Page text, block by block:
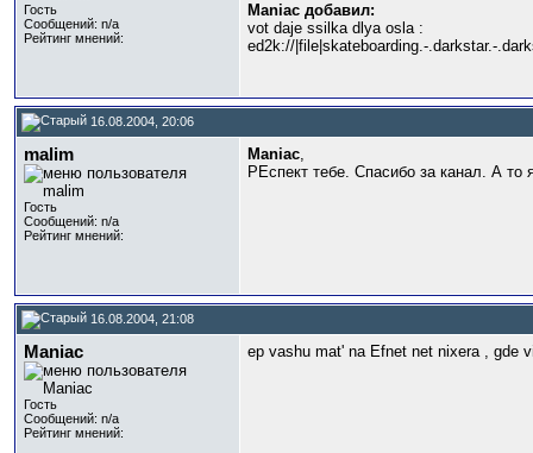
Гость
Сообщений: n/a
Рейтинг мнений:
Maniac добавил:
vot daje ssilka dlya osla :
ed2k://|file|skateboarding.-.darkstar.-
16.08.2004, 20:06
malim
Гость
Сообщений: n/a
Рейтинг мнений:
Maniac,
РЕспект тебе. Спасибо за канал. А то
16.08.2004, 21:08
Maniac
Гость
Сообщений: n/a
Рейтинг мнений:
ep vashu mat' na Efnet net nixera , gde